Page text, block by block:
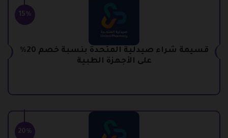
15%
قسيمة شراء صيدلية المتحدة بنسبة خصم 20%
على الأجهزة الطبية
20%